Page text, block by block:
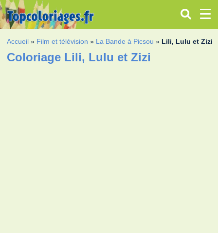
Accueil » Film et télévision » La Bande à Picsou » Lili, Lulu et Zizi
Coloriage Lili, Lulu et Zizi